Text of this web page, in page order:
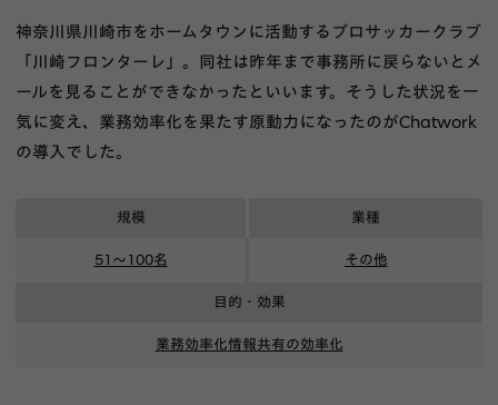
神奈川県川崎市をホームタウンに活動するプロサッカークラブ
「川崎フロンターレ」。同社は昨年まで事務所に戻らないとメ
ールを見ることができなかったといいます。そうした状況を一
気に変え、業務効率化を果たす原動力になったのがChatwork
の導入でした。
規模
51〜100名
業種
その他
目的・効果
業務効率化情報共有の効率化